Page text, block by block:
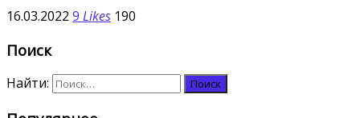
16.03.2022 9 Likes 190
Поиск
Найти: